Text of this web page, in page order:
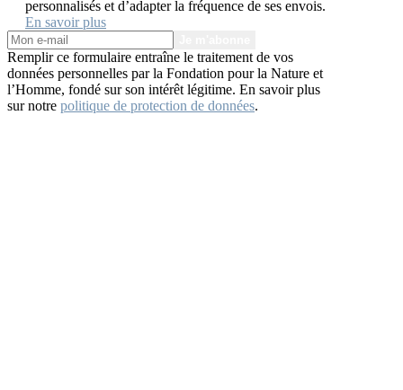
personnalisés et d’adapter la fréquence de ses envois.
En savoir plus
Remplir ce formulaire entraîne le traitement de vos
données personnelles par la Fondation pour la Nature et
l’Homme, fondé sur son intérêt légitime. En savoir plus
sur notre politique de protection de données.